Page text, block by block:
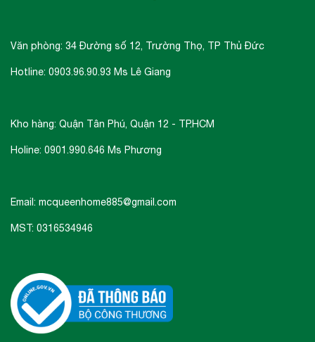
Văn phòng: 34 Đường số 12, Trường Thọ, TP Thủ Đức
Hotline: 0903.96.90.93 Ms Lê Giang
Kho hàng: Quận Tân Phú, Quận 12 - TP.HCM
Holine: 0901.990.646 Ms Phương
Email: mcqueenhome885@gmail.com
MST: 0316534946